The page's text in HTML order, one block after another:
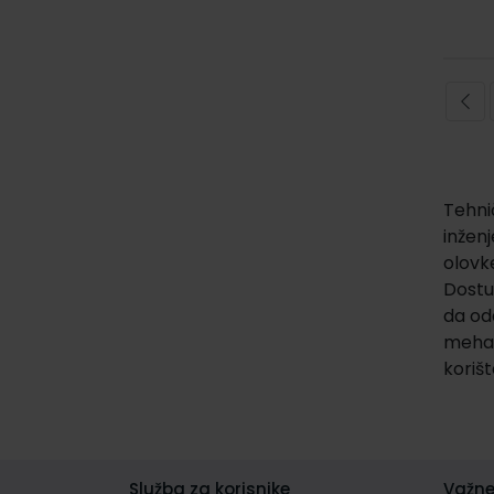
da
Služba za korisnike